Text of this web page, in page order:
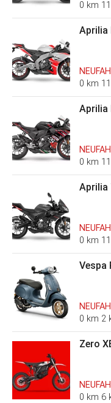
0 km
Aprilia
0 km
Aprilia
0 km
Aprilia
0 km
Vespa
0 km 2
Zero
0 km 6